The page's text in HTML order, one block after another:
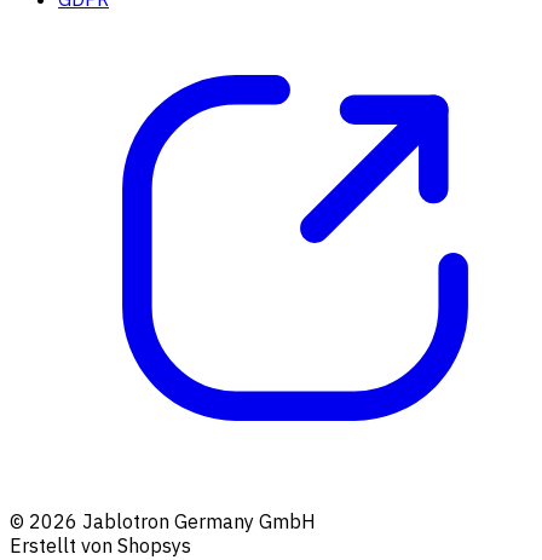
© 2026 Jablotron Germany GmbH
Erstellt von Shopsys